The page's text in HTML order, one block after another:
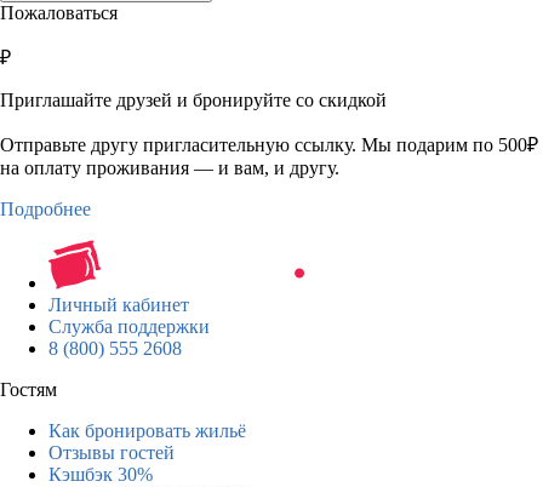
Пожаловаться
₽
Приглашайте друзей и бронируйте со скидкой
Отправьте другу пригласительную ссылку. Мы подарим по 500₽
на оплату проживания — и вам, и другу.
Подробнее
Личный кабинет
Служба поддержки
8 (800) 555 2608
Гостям
Как бронировать жильё
Отзывы гостей
Кэшбэк 30%